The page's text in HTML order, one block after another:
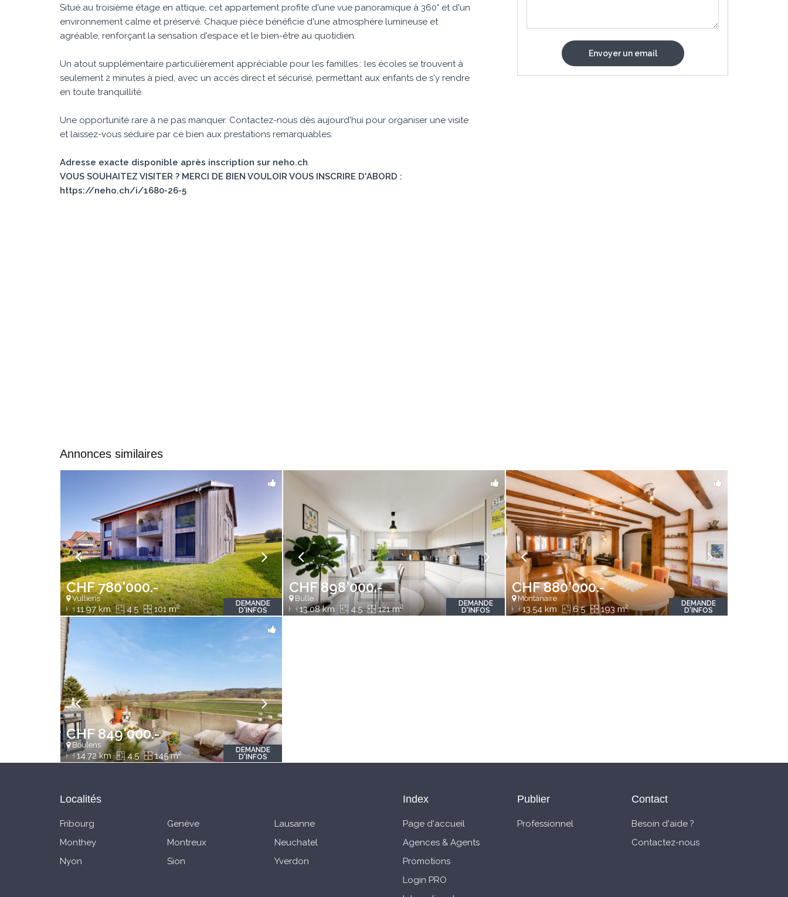
Situé au troisième étage en attique, cet appartement profite d'une vue panoramique à 360° et d'un
environnement calme et préservé. Chaque pièce bénéficie d'une atmosphère lumineuse et
agréable, renforçant la sensation d'espace et le bien-être au quotidien.
Un atout supplémentaire particulièrement appréciable pour les familles : les écoles se trouvent à
seulement 2 minutes à pied, avec un accès direct et sécurisé, permettant aux enfants de s'y rendre
en toute tranquillité.
Une opportunité rare à ne pas manquer. Contactez-nous dès aujourd'hui pour organiser une visite
et laissez-vous séduire par ce bien aux prestations remarquables.
Adresse exacte disponible après inscription sur neho.ch.
VOUS SOUHAITEZ VISITER ? MERCI DE BIEN VOULOIR VOUS INSCRIRE D'ABORD :
https://neho.ch/i/1680-26-5
Annonces similaires
CHF 780'000.-
Vulliens
11.97 km 4.5 101 m2
DEMANDE
D'INFOS
CHF 898'000.-
Bulle
13.08 km 4.5 121 m2
DEMANDE
D'INFOS
CHF 880'000.-
Montanaire
13.54 km 6.5 193 m2
DEMANDE
D'INFOS
CHF 849'000.-
Boulens
14.72 km 4.5 145 m2
DEMANDE
D'INFOS
Localités
Fribourg Genève
Lausanne
Monthey
Montreux
Neuchatel
Nyon
Sion Yverdon
Index
Page d'accueil
Agences & Agents
Promotions
Login PRO
Publier
Professionnel
Contact
Besoin d'aide ?
Contactez-nous